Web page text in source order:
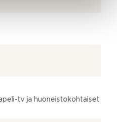
tv ja huoneistokohtaiset